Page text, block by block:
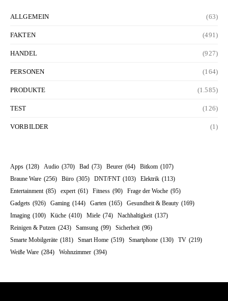
ALLGEMEIN (63)
FAKTEN (491)
HANDEL (927)
PERSONEN (164)
PRODUKTE (1.585)
TEST (126)
VORBILDER (1)
Apps (128) Audio (370) Bad (73) Beurer (64) Bitkom (107)
Braune Ware (256) Büro (305) DNT/FNT (103) Elektrik (113)
Entertainment (85) expert (61) Fitness (90) Frage der Woche (95)
Gadgets (926) Gaming (144) Garten (165) Gesundheit & Beauty (169)
Imaging (100) Küche (410) Miele (74) Nachhaltigkeit (137)
Reinigen & Putzen (243) Samsung (99) Sicherheit (96)
Smarte Mobilgeräte (181) Smart Home (519) Smartphone (130) TV (219)
Weiße Ware (284) Wohnzimmer (394)